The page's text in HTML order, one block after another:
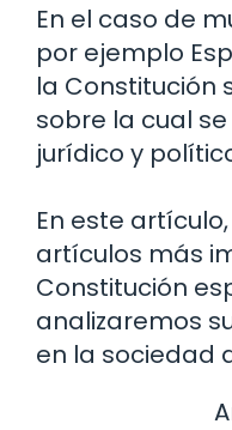
En el caso de
por ejemplo
la Constitución
sobre la cual
jurídico y
En este
artículos más
Constitución
analizaremos
en la sociedad